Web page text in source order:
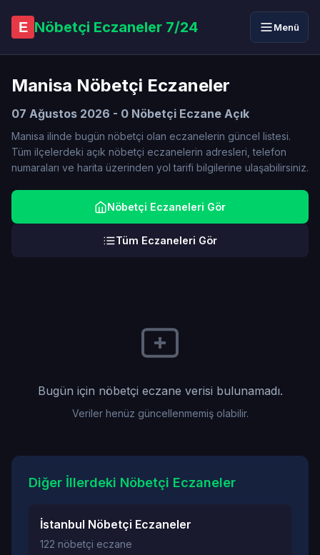
E Nöbetçi Eczaneler 7/24 Menü
Manisa Nöbetçi Eczaneler
07 Ağustos 2026 - 0 Nöbetçi Eczane Açık
Manisa ilinde bugün nöbetçi olan eczanelerin güncel listesi.
Tüm ilçelerdeki açık nöbetçi eczanelerin adresleri, telefon
numaraları ve harita üzerinden yol tarifi bilgilerine ulaşabilirsiniz.
Nöbetçi Eczaneleri Gör
Tüm Eczaneleri Gör
Bugün için nöbetçi eczane verisi bulunamadı.
Veriler henüz güncellenmemiş olabilir.
Diğer İllerdeki Nöbetçi Eczaneler
İstanbul Nöbetçi Eczaneler
122 nöbetçi eczane